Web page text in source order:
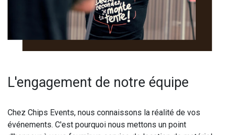
L'engagement de notre équipe
Chez Chips Events, nous connaissons la réalité de vos
événements. C'est pourquoi nous mettons un point